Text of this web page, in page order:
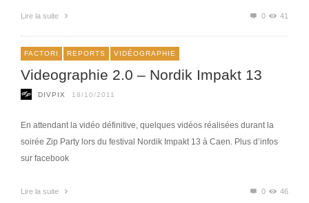
Lire la suite 0 41
FACTORI REPORTS VIDÉOGRAPHIE
Videographie 2.0 – Nordik Impakt 13
DIVPIX 18/10/2011
En attendant la vidéo définitive, quelques vidéos réalisées durant la
soirée Zip Party lors du festival Nordik Impakt 13 à Caen. Plus d’infos
sur facebook
Lire la suite 0 46